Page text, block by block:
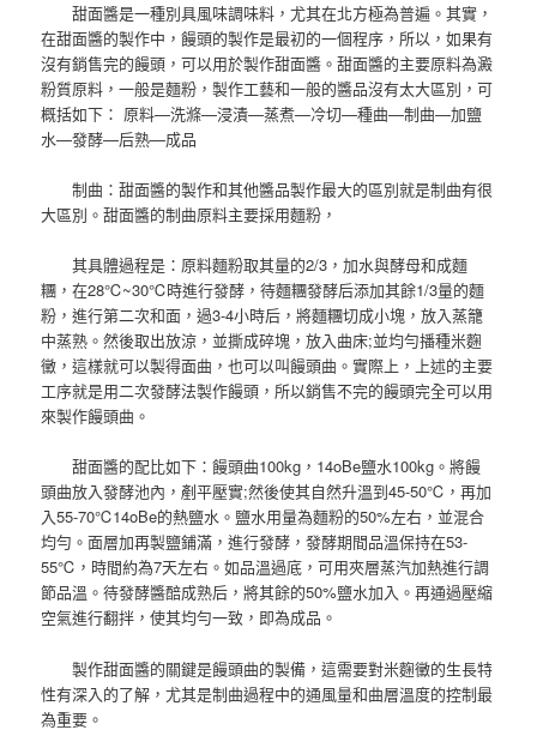
甜面醬是一種別具風味調味料，尤其在北方極為普遍。其實，
在甜面醬的製作中，饅頭的製作是最初的一個程序，所以，如果有
沒有銷售完的饅頭，可以用於製作甜面醬。甜面醬的主要原料為澱
粉質原料，一般是麵粉，製作工藝和一般的醬品沒有太大區別，可
概括如下： 原料—洗滌—浸漬—蒸煮—冷切—種曲—制曲—加鹽
水—發酵—后熟—成品
制曲：甜面醬的製作和其他醬品製作最大的區別就是制曲有很
大區別。甜面醬的制曲原料主要採用麵粉，
其具體過程是：原料麵粉取其量的2/3，加水與酵母和成麵
糰，在28℃~30℃時進行發酵，待麵糰發酵后添加其餘1/3量的麵
粉，進行第二次和面，過3-4小時后，將麵糰切成小塊，放入蒸籠
中蒸熟。然後取出放涼，並撕成碎塊，放入曲床;並均勻播種米麴
黴，這樣就可以製得面曲，也可以叫饅頭曲。實際上，上述的主要
工序就是用二次發酵法製作饅頭，所以銷售不完的饅頭完全可以用
來製作饅頭曲。
甜面醬的配比如下：饅頭曲100kg，14oBe鹽水100kg。將饅
頭曲放入發酵池內，剷平壓實;然後使其自然升溫到45-50℃，再加
入55-70℃14oBe的熱鹽水。鹽水用量為麵粉的50%左右，並混合
均勻。面層加再製鹽鋪滿，進行發酵，發酵期間品溫保持在53-
55℃，時間約為7天左右。如品溫過底，可用夾層蒸汽加熱進行調
節品溫。待發酵醬醅成熟后，將其餘的50%鹽水加入。再通過壓縮
空氣進行翻拌，使其均勻一致，即為成品。
製作甜面醬的關鍵是饅頭曲的製備，這需要對米麴黴的生長特
性有深入的了解，尤其是制曲過程中的通風量和曲層溫度的控制最
為重要。